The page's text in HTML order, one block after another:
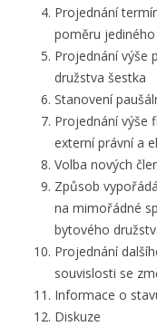
Projednání
poměru
Projednání výše
družstva šestka
Stanovení
Projednání výše
externí právní a
Volba nových
Způsob
na mimořádné
bytového
Projednání
souvislosti se
Informace o
Diskuze